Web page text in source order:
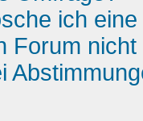
ich
Forum